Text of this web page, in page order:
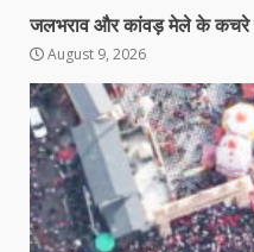
जलभराव और कांवड़ मेले के कचरे
August 9, 2026